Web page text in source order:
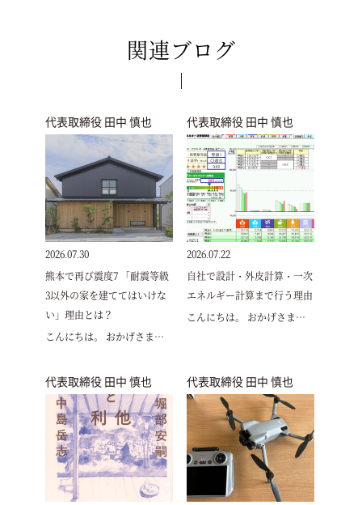
関連ブログ
代表取締役 田中 慎也
2026.07.30
熊本で再び震度7 「耐震等級
3以外の家を建ててはいけな
い」理由とは？
こんにちは。 おかげさま…
代表取締役 田中 慎也
2026.07.22
自社で設計・外皮計算・一次
エネルギー計算まで行う理由
こんにちは。 おかげさま…
代表取締役 田中 慎也 代表取締役 田中 慎也